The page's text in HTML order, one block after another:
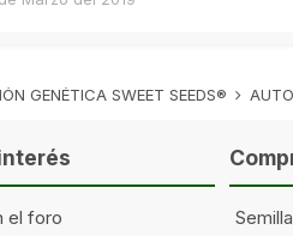
GENÉTICA SWEET SEEDS®
el foro